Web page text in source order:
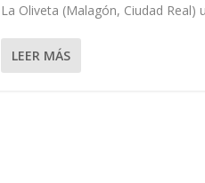
La Oliveta (Malagón, Ciudad Real)
LEER MÁS